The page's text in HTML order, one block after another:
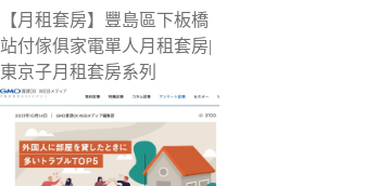
【月租套房】豐島區下板橋
站付傢俱家電單人月租套房|
東京子月租套房系列